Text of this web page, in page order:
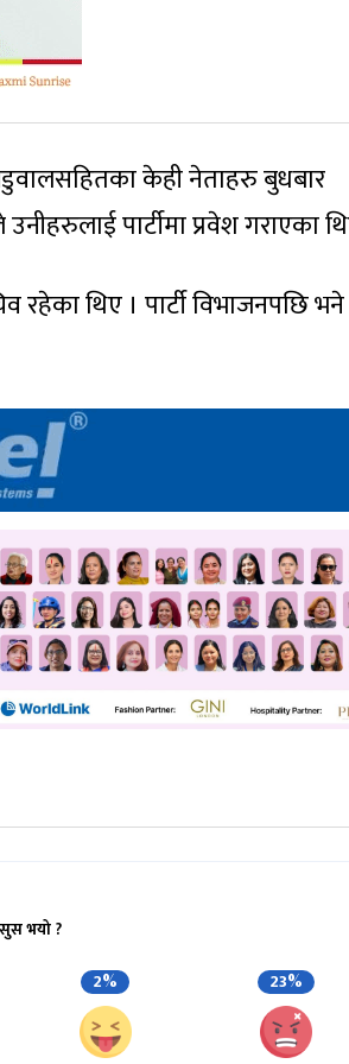
केही नेताहरु बुधबार
पार्टीमा प्रवेश गराएका
थिए । पार्टी विभाजनपछि
भयो ?
2% 23%